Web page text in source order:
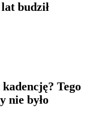
budził
Tego
nie było